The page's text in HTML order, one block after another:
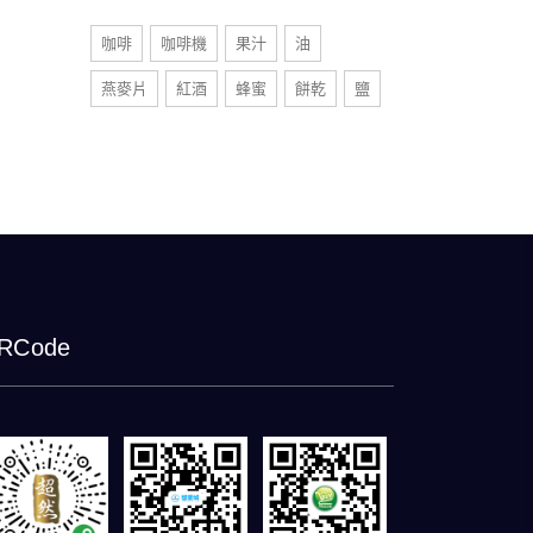
咖啡 咖啡機 果汁 油
燕麥片 紅酒 蜂蜜 餅乾 鹽